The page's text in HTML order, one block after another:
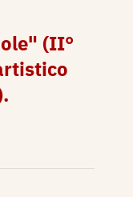
(II°